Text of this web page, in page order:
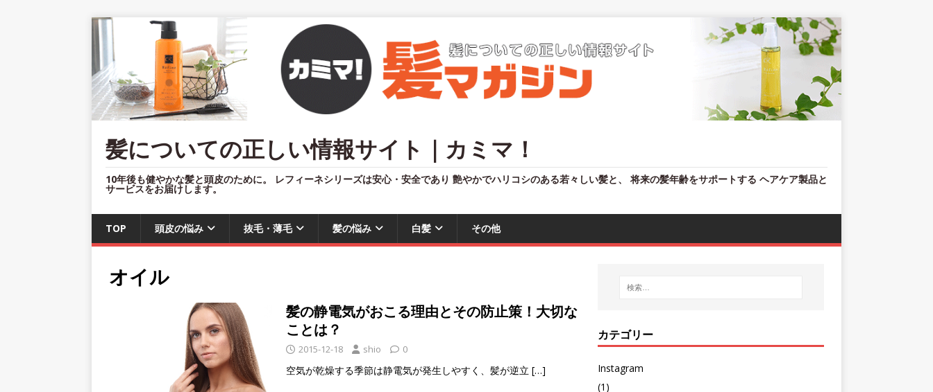
髪についての正しい情報サイト｜カミマ！
10年後も健やかな髪と頭皮のために。 レフィーネシリーズは安心・安全であり 艶やかでハリコシのある若々しい髪と、 将来の髪年齢をサポートする ヘアケア製品と
サービスをお届けします。
TOP 頭皮の悩み 抜毛・薄毛 髪の悩み 白髪 その他
オイル
髪の静電気がおこる理由とその防止策！大切な
ことは？
2015-12-18 shio 0
空気が乾燥する季節は静電気が発生しやすく、髪が逆立 […]
カテゴリー
Instagram
(1)